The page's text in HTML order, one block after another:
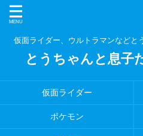
仮面ライダー、ウルトラマンなどと
とうちゃんと息子
仮面ライダー
ポケモン